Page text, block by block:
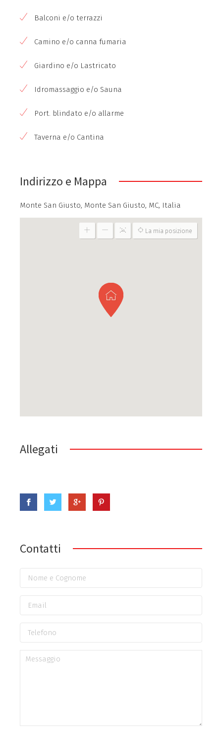
Balconi e/o terrazzi
Camino e/o canna fumaria
Giardino e/o Lastricato
Idromassaggio e/o Sauna
Port. blindato e/o allarme
Taverna e/o Cantina
Indirizzo e Mappa
Monte San Giusto, Monte San Giusto, MC, Italia
La mia posizione
Allegati
Contatti